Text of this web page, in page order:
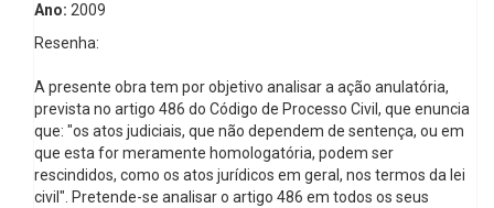
Ano: 2009
Resenha:
A presente obra tem por objetivo analisar a ação anulatória,
prevista no artigo 486 do Código de Processo Civil, que enuncia
que: "os atos judiciais, que não dependem de sentença, ou em
que esta for meramente homologatória, podem ser
rescindidos, como os atos jurídicos em geral, nos termos da lei
civil". Pretende-se analisar o artigo 486 em todos os seus